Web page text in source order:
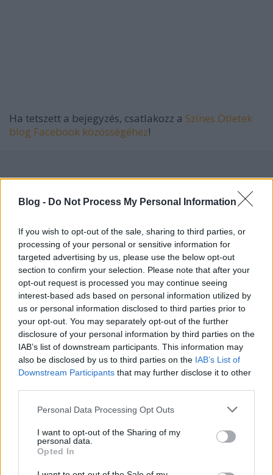
Blog - Do Not Process My Personal Information
If you wish to opt-out of the sale, sharing to third parties, or
processing of your personal or sensitive information for
targeted advertising by us, please use the below opt-out
section to confirm your selection. Please note that after your
opt-out request is processed you may continue seeing
interest-based ads based on personal information utilized by
us or personal information disclosed to third parties prior to
your opt-out. You may separately opt-out of the further
disclosure of your personal information by third parties on the
IAB’s list of downstream participants. This information may
also be disclosed by us to third parties on the IAB’s List of
Downstream Participants that may further disclose it to other
Please note that this website/app uses one or more Google
not limited to your visit or usage behaviour. You may click to
grant or deny consent to Google and its third-party tags to
use your data for below specified purposes in below Google
consent section.
Personal Data Processing Opt Outs
I want to opt-out of the Sharing of my
personal data.
Opted In
Ha tetszett a bejegyzés, csatlakozz a Színes Ötletek
blog Facebook közösségéhez!
Címkék: karácsony dekoráció hellókarácsony
Ajánlott bejegyzések:
„A karácsonyfadísz csak első ránézésre
szezonális termék” - A Messe Frankfurt
kiállítói szemmel – 2. rész – Pannónia
Dekor
Építs velünk hóembert! - Házi műhó
mindössze két hozzávalóból
Csillagos karácsonyfadíszek
papírgurigából